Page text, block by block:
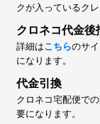
クが入っているク
クロネコ代金後
詳細はこちらのサ
になります。
代金引換
クロネコ宅配便で
要になります。